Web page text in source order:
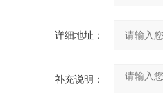
详细地址：
补充说明：